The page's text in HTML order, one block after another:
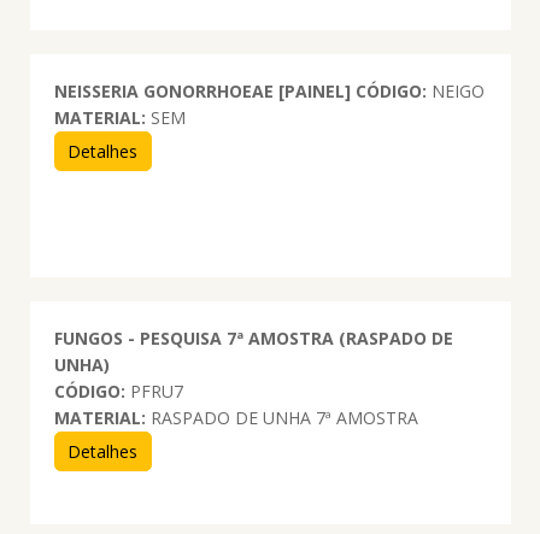
NEISSERIA GONORRHOEAE [PAINEL] CÓDIGO: NEIGO
MATERIAL: SEM
Detalhes
FUNGOS - PESQUISA 7ª AMOSTRA (RASPADO DE
UNHA)
CÓDIGO: PFRU7
MATERIAL: RASPADO DE UNHA 7ª AMOSTRA
Detalhes